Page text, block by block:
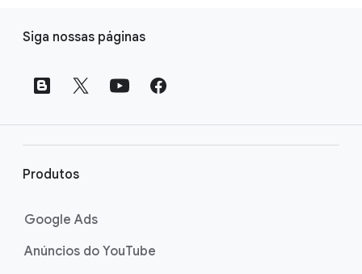
d
Siga nossas páginas
Produtos
Google Ads
Anúncios do YouTube